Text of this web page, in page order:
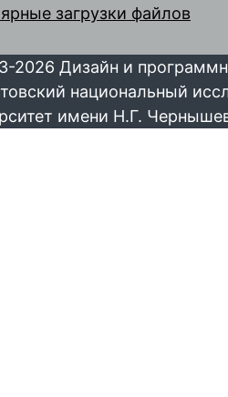
загрузки файлов
2026 Дизайн и
национальный
имени Н.Г.